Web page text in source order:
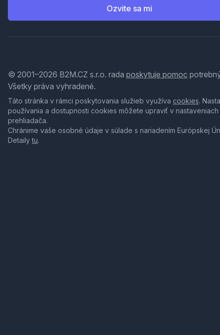
Ozvite sa mi
© 2001–2026 B2M.CZ s.r.o. rada poskytuje pomoc
Všetky práva vyhradené.
Táto stránka v rámci poskytovania služieb využíva cookies.
používania a dostupnosti cookies môžete upraviť v nastaveniach
prehliadača.
Chránime vaše osobné údaje v súlade s nariadením Európskej
Detailytu.